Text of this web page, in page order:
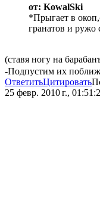
от: KowalSki
*Прыгает в
гранатов и ружо
(ставя ногу на
-Подпустим их
ОтветитьЦитировать
25 февр. 2010 г.,